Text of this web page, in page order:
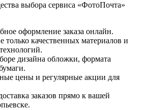
выбора сервиса «ФотоПочта»
оформление заказа онлайн.
только качественных материалов и
дизайна обложки, формата
цены и регулярные акции для
заказов прямо к вашей